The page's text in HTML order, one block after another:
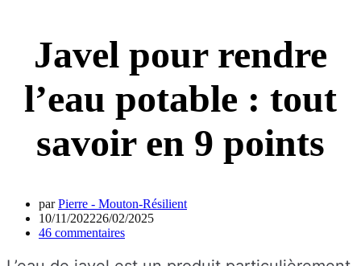
Javel pour rendre
l’eau potable : tout
savoir en 9 points
parPierre - Mouton-Résilient
10/11/202226/02/2025
46 commentaires